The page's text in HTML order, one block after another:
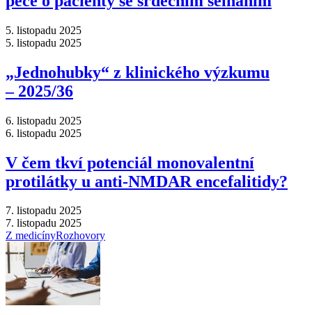
5. listopadu 2025
5. listopadu 2025
„Jednohubky“ z klinického výzkumu
–⁠ 2025/36
6. listopadu 2025
6. listopadu 2025
V čem tkví potenciál monovalentní
protilátky u anti-NMDAR encefalitidy?
7. listopadu 2025
7. listopadu 2025
Z medicínyRozhovory